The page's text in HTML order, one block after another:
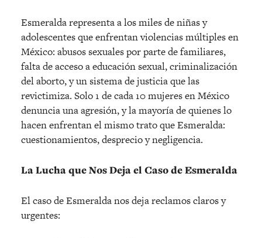
Esmeralda representa a los miles de niñas y
adolescentes que enfrentan violencias múltiples en
México: abusos sexuales por parte de familiares,
falta de acceso a educación sexual, criminalización
del aborto, y un sistema de justicia que las
revictimiza. Solo 1 de cada 10 mujeres en México
denuncia una agresión, y la mayoría de quienes lo
hacen enfrentan el mismo trato que Esmeralda:
cuestionamientos, desprecio y negligencia.
La Lucha que Nos Deja el Caso de Esmeralda
El caso de Esmeralda nos deja reclamos claros y
urgentes: